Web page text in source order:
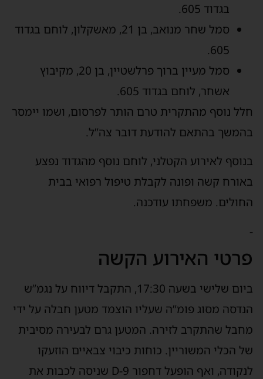
בגדוד 605.
סמל שחר מנואב, בן 21, מאשקלון, לוחם בגדוד
605.
סמל מעיין ברוך פרלשטיין, בן 20, מקיבוץ
אשחר, לוחם בגדוד 605.
חלל נוסף מהתקרית טרם הותר לפרסום, ושמו יימסר
בהמשך בהתאם להודעת דובר צה”ל.
בנוסף לאירוע הקטלני, לוחם נוסף מהגדוד נפצע
באורח קשה ופונה לקבלת טיפול רפואי בבית
החולים. משפחתו עודכנה.
-
פרטי האירוע הקשה
ביום שלישי בשעה 17:30, התקבל דיווח על נגמ”ש
הנדסה מסוג פומ”ה שעליו הוצמד מטען חבלה על ידי
מחבל שהתקרב לזירה. המטען גרם לבעירה מסיבית
של הכלי המשוריין. כוחות כיבוי צבאיים הוזעקו
לנקודה, ואף הופעל דחפור D-9 שניסה לכבות את